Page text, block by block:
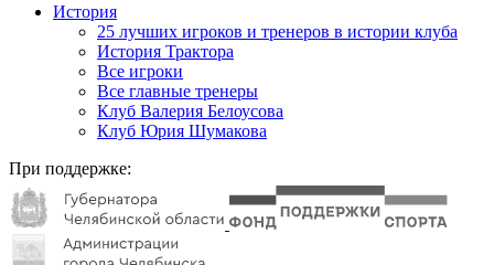
История
25 лучших игроков и тренеров в истории клуба
История Трактора
Все игроки
Все главные тренеры
Клуб Валерия Белоусова
Клуб Юрия Шумакова
При поддержке: